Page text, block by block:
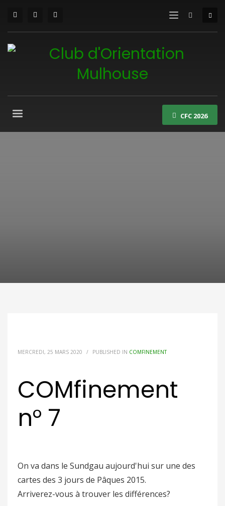
CFC 2026
MERCREDI, 25 MARS 2020 / PUBLISHED IN COMFINEMENT
COMfinement
n° 7
On va dans le Sundgau aujourd'hui sur une des
cartes des 3 jours de Pâques 2015.
Arriverez-vous à trouver les différences?